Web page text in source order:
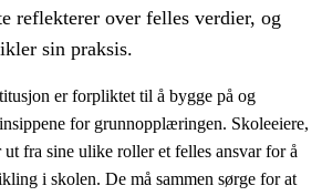
reflekterer over felles verdier, og
sin praksis.
er forpliktet til å bygge på og
for grunnopplæringen. Skoleeiere,
fra sine ulike roller et felles ansvar for å
i skolen. De må sammen sørge for at